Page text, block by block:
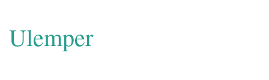
Ulemper